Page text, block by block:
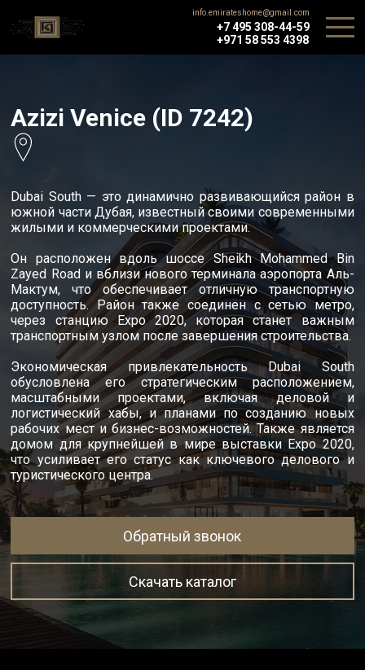
info.emirateshome@gmail.com
+7 495 308-44-59
+971 58 553 4398
Azizi Venice (ID 7242)
Dubai South — это динамично развивающийся район в
южной части Дубая, известный своими современными
жилыми и коммерческими проектами.
Он расположен вдоль шоссе Sheikh Mohammed Bin
Zayed Road и вблизи нового терминала аэропорта Аль-
Мактум, что обеспечивает отличную транспортную
доступность. Район также соединен с сетью метро,
через станцию Expo 2020, которая станет важным
транспортным узлом после завершения строительства.
Экономическая привлекательность Dubai South
обусловлена его стратегическим расположением,
масштабными проектами, включая деловой и
логистический хабы, и планами по созданию новых
рабочих мест и бизнес-возможностей. Также является
домом для крупнейшей в мире выставки Expo 2020,
что усиливает его статус как ключевого делового и
туристического центра.
Обратный звонок
Скачать каталог